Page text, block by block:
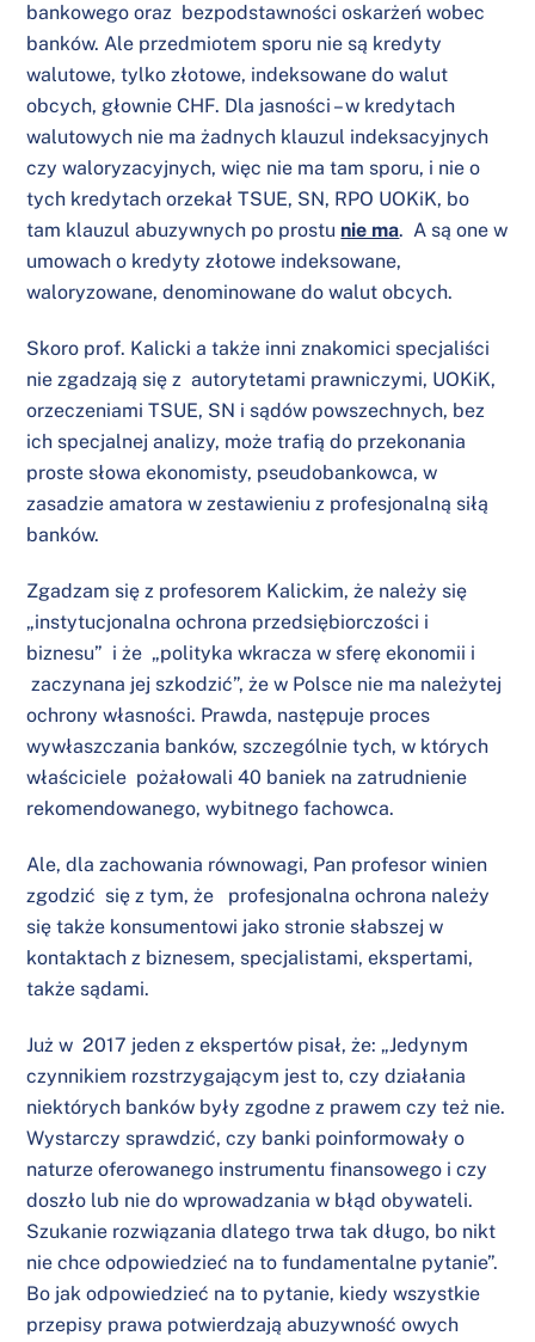
bankowego oraz bezpodstawności oskarżeń wobec
banków. Ale przedmiotem sporu nie są kredyty
walutowe, tylko złotowe, indeksowane do walut
obcych, głownie CHF. Dla jasności – w kredytach
walutowych nie ma żadnych klauzul indeksacyjnych
czy waloryzacyjnych, więc nie ma tam sporu, i nie o
tych kredytach orzekał TSUE, SN, RPO UOKiK, bo
tam klauzul abuzywnych po prostu nie ma. A są one w
umowach o kredyty złotowe indeksowane,
waloryzowane, denominowane do walut obcych.
Skoro prof. Kalicki a także inni znakomici specjaliści
nie zgadzają się z autorytetami prawniczymi, UOKiK,
orzeczeniami TSUE, SN i sądów powszechnych, bez
ich specjalnej analizy, może trafią do przekonania
proste słowa ekonomisty, pseudobankowca, w
zasadzie amatora w zestawieniu z profesjonalną siłą
banków.
Zgadzam się z profesorem Kalickim, że należy się
„instytucjonalna ochrona przedsiębiorczości i
biznesu” i że „polityka wkracza w sferę ekonomii i
zaczynana jej szkodzić”, że w Polsce nie ma należytej
ochrony własności. Prawda, następuje proces
wywłaszczania banków, szczególnie tych, w których
właściciele pożałowali 40 baniek na zatrudnienie
rekomendowanego, wybitnego fachowca.
Ale, dla zachowania równowagi, Pan profesor winien
zgodzić się z tym, że profesjonalna ochrona należy
się także konsumentowi jako stronie słabszej w
kontaktach z biznesem, specjalistami, ekspertami,
także sądami.
Już w 2017 jeden z ekspertów pisał, że: „Jedynym
czynnikiem rozstrzygającym jest to, czy działania
niektórych banków były zgodne z prawem czy też nie.
Wystarczy sprawdzić, czy banki poinformowały o
naturze oferowanego instrumentu finansowego i czy
doszło lub nie do wprowadzania w błąd obywateli.
Szukanie rozwiązania dlatego trwa tak długo, bo nikt
nie chce odpowiedzieć na to fundamentalne pytanie”.
Bo jak odpowiedzieć na to pytanie, kiedy wszystkie
przepisy prawa potwierdzają abuzywność owych